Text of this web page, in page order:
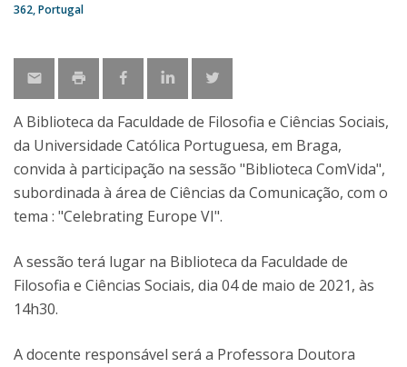
362 Portugal
A Biblioteca da Faculdade de Filosofia e Ciências Sociais,
da Universidade Católica Portuguesa, em Braga,
convida à participação na sessão "Biblioteca ComVida",
subordinada à área de Ciências da Comunicação, com o
tema : "Celebrating Europe VI".
A sessão terá lugar na Biblioteca da Faculdade de
Filosofia e Ciências Sociais, dia 04 de maio de 2021, às
14h30.
A docente responsável será a Professora Doutora